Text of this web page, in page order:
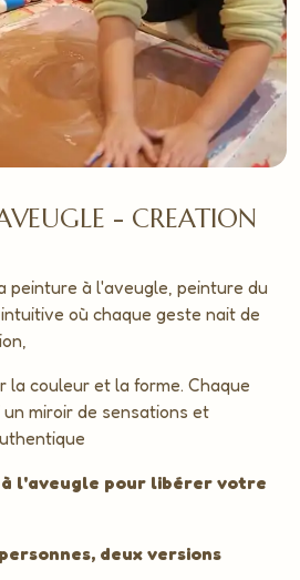
- CREATION
peinture à l'aveugle, peinture du
où chaque geste nait de
la couleur et la forme. Chaque
miroir de sensations et
l'aveugle pour libérer votre
deux versions